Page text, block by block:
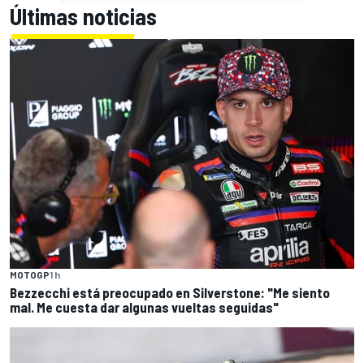
Últimas noticias
MOTOGP1 h
Bezzecchi está preocupado en Silverstone: "Me siento
mal. Me cuesta dar algunas vueltas seguidas"